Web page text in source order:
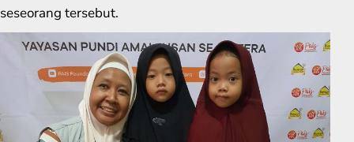
seseorang tersebut.